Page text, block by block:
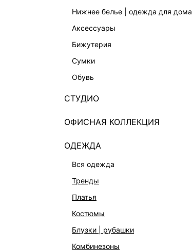
нижнее белье | одежда для дома
аксессуары
бижутерия
сумки
обувь
СТУДИО
ОФИСНАЯ КОЛЛЕКЦИЯ
ОДЕЖДА
вся одежда
тренды
платья
костюмы
блузки | рубашки
комбинезоны